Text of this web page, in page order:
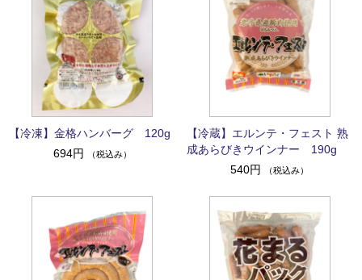
【冷凍】金格ハンバーグ 120g
694円
（税込み）
【冷蔵】エルンテ・フェスト 熟
成あらびきウインナー 190g
540円
（税込み）